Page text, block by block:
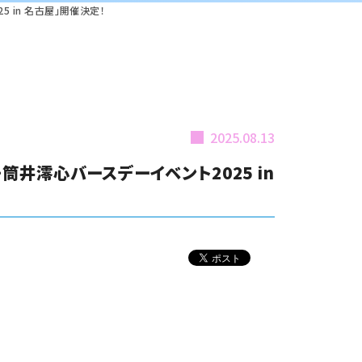
in 名古屋」開催決定！
2025.08.13
井澪心バースデーイベント2025 in